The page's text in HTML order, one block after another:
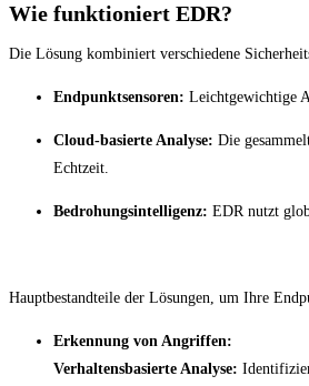
Wie funktioniert EDR?
Die Lösung kombiniert verschiedene
Endpunktsensoren: Leichtgewichtige
Cloud-basierte Analyse: Die
Echtzeit.
Bedrohungsintelligenz: EDR nutzt
Hauptbestandteile der Lösungen, um Ihre
Erkennung von Angriffen:
Verhaltensbasierte Analyse: